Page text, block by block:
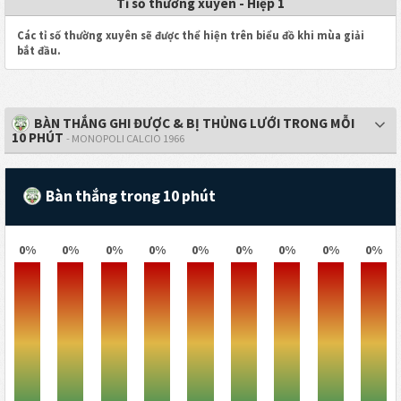
Tỉ số thường xuyên - Hiệp 1
Các tỉ số thường xuyên sẽ được thể hiện trên biểu đồ khi mùa giải
bắt đầu.
BÀN THẮNG GHI ĐƯỢC & BỊ THỦNG LƯỚI TRONG MỖI
10 PHÚT - MONOPOLI CALCIO 1966
Bàn thắng trong 10 phút
0% 0% 0% 0% 0% 0% 0% 0% 0%